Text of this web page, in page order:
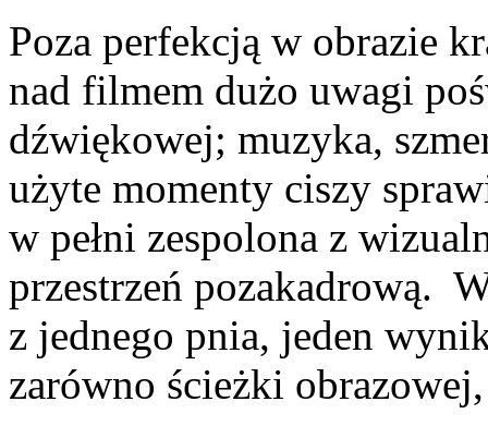
Poza perfekcją w obrazie
nad filmem dużo uwagi
dźwiękowej; muzyka,
użyte momenty ciszy
w pełni zespolona z
przestrzeń pozakadrową.
z jednego pnia, jeden
zarówno ścieżki